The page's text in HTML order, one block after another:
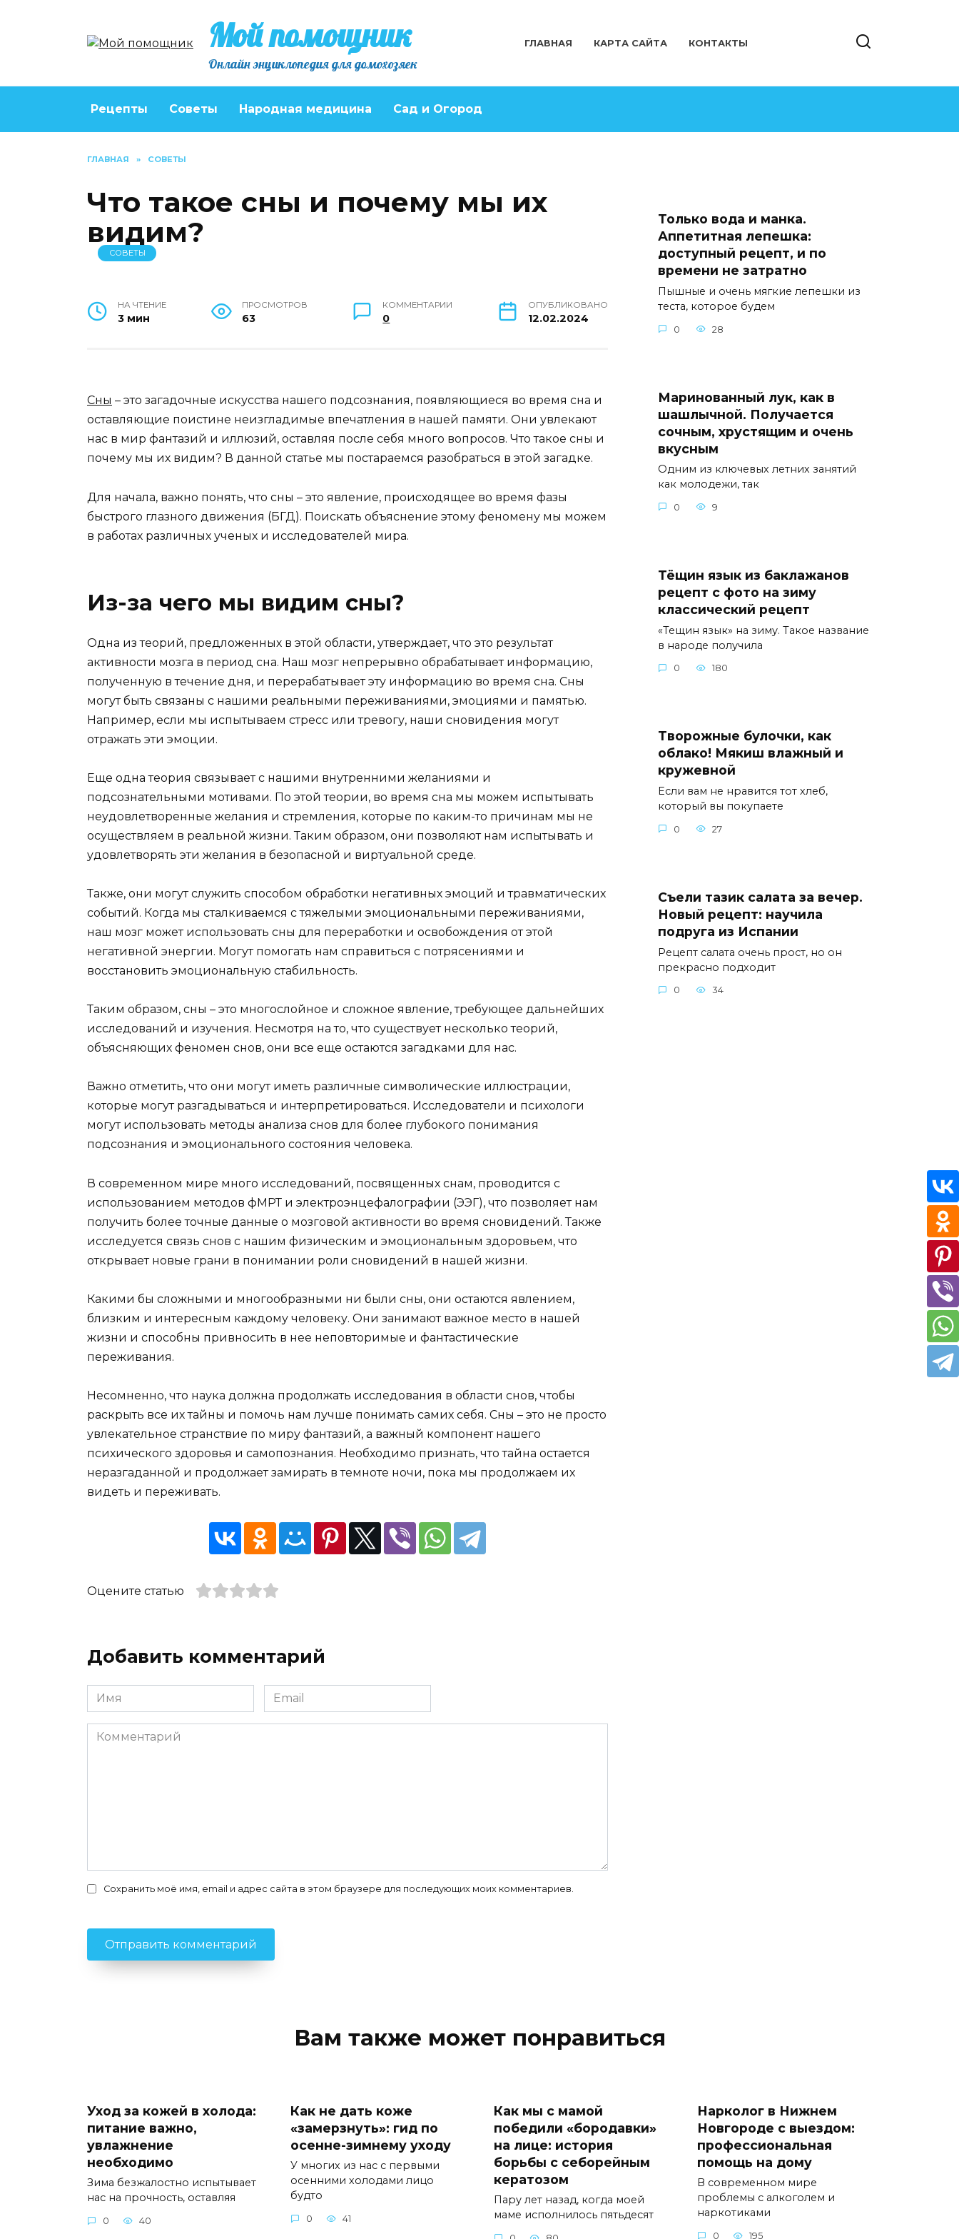
Мой помощник
Онлайн энциклопедия для домохозяек
ГЛАВНАЯ КАРТА САЙТА КОНТАКТЫ
Рецепты Советы Народная медицина Сад и Огород
ГЛАВНАЯ » СОВЕТЫ
Что такое сны и почему мы их
видим?
СОВЕТЫ
НА ЧТЕНИЕ
3 мин
ПРОСМОТРОВ
63
КОММЕНТАРИИ
0
ОПУБЛИКОВАНО
12.02.2024
Сны – это загадочные искусства нашего подсознания, появляющиеся во время сна и
оставляющие поистине неизгладимые впечатления в нашей памяти. Они увлекают
нас в мир фантазий и иллюзий, оставляя после себя много вопросов. Что такое сны и
почему мы их видим? В данной статье мы постараемся разобраться в этой загадке.
Для начала, важно понять, что сны – это явление, происходящее во время фазы
быстрого глазного движения (БГД). Поискать объяснение этому феномену мы можем
в работах различных ученых и исследователей мира.
Из-за чего мы видим сны?
Одна из теорий, предложенных в этой области, утверждает, что это результат
активности мозга в период сна. Наш мозг непрерывно обрабатывает информацию,
полученную в течение дня, и перерабатывает эту информацию во время сна. Сны
могут быть связаны с нашими реальными переживаниями, эмоциями и памятью.
Например, если мы испытываем стресс или тревогу, наши сновидения могут
отражать эти эмоции.
Еще одна теория связывает с нашими внутренними желаниями и
подсознательными мотивами. По этой теории, во время сна мы можем испытывать
неудовлетворенные желания и стремления, которые по каким-то причинам мы не
осуществляем в реальной жизни. Таким образом, они позволяют нам испытывать и
удовлетворять эти желания в безопасной и виртуальной среде.
Также, они могут служить способом обработки негативных эмоций и травматических
событий. Когда мы сталкиваемся с тяжелыми эмоциональными переживаниями,
наш мозг может использовать сны для переработки и освобождения от этой
негативной энергии. Могут помогать нам справиться с потрясениями и
восстановить эмоциональную стабильность.
Таким образом, сны – это многослойное и сложное явление, требующее дальнейших
исследований и изучения. Несмотря на то, что существует несколько теорий,
объясняющих феномен снов, они все еще остаются загадками для нас.
Важно отметить, что они могут иметь различные символические иллюстрации,
которые могут разгадываться и интерпретироваться. Исследователи и психологи
могут использовать методы анализа снов для более глубокого понимания
подсознания и эмоционального состояния человека.
В современном мире много исследований, посвященных снам, проводится с
использованием методов фМРТ и электроэнцефалографии (ЭЭГ), что позволяет нам
получить более точные данные о мозговой активности во время сновидений. Также
исследуется связь снов с нашим физическим и эмоциональным здоровьем, что
открывает новые грани в понимании роли сновидений в нашей жизни.
Какими бы сложными и многообразными ни были сны, они остаются явлением,
близким и интересным каждому человеку. Они занимают важное место в нашей
жизни и способны привносить в нее неповторимые и фантастические
переживания.
Несомненно, что наука должна продолжать исследования в области снов, чтобы
раскрыть все их тайны и помочь нам лучше понимать самих себя. Сны – это не просто
увлекательное странствие по миру фантазий, а важный компонент нашего
психического здоровья и самопознания. Необходимо признать, что тайна остается
неразгаданной и продолжает замирать в темноте ночи, пока мы продолжаем их
видеть и переживать.
Оцените статью
Добавить комментарий
Имя
*
Email
*
Комментарий
Сохранить моё имя, email и адрес сайта в этом браузере для последующих моих комментариев.
Только вода и манка.
Аппетитная лепешка:
доступный рецепт, и по
времени не затратно
Пышные и очень мягкие лепешки из
теста, которое будем
0 28
Маринованный лук, как в
шашлычной. Получается
сочным, хрустящим и очень
вкусным
Одним из ключевых летних занятий
как молодежи, так
0 9
Тёщин язык из баклажанов
рецепт с фото на зиму
классический рецепт
«Тещин язык» на зиму. Такое название
в народе получила
0 180
Творожные булочки, как
облако! Мякиш влажный и
кружевной
Если вам не нравится тот хлеб,
который вы покупаете
0 27
Съели тазик салата за вечер.
Новый рецепт: научила
подруга из Испании
Рецепт салата очень прост, но он
прекрасно подходит
0 34
Вам также может понравиться
Уход за кожей в холода:
питание важно,
увлажнение
необходимо
Зима безжалостно испытывает
нас на прочность, оставляя
0 40
Как не дать коже
«замерзнуть»: гид по
осенне-зимнему уходу
У многих из нас с первыми
осенними холодами лицо
будто
0 41
Как мы с мамой
победили «бородавки»
на лице: история
борьбы с себорейным
кератозом
Пару лет назад, когда моей
маме исполнилось пятьдесят
Нарколог в Нижнем
Новгороде с выездом:
профессиональная
помощь на дому
В современном мире
проблемы с алкоголем и
наркотиками
0 195